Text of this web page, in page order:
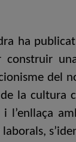
ha
construir
del
la cultura
i l’enllaça
laborals,